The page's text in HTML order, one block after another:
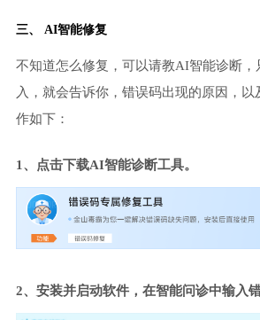
三、 AI智能修复
不知道怎么修复，可以请教AI智能诊断，
入，就会告诉你，错误码出现的原因，以
作如下：
1、点击下载AI智能诊断工具。
2、安装并启动软件，在智能问诊中输入